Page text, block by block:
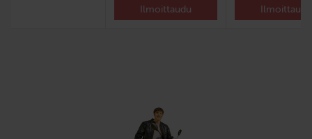
Ilmoittaudu Ilmoittaudu